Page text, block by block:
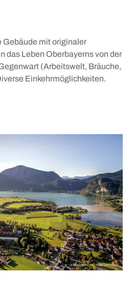
Gebäude mit originaler
das Leben Oberbayerns von der
(Arbeitswelt, Bräuche,
Einkehrmöglichkeiten.